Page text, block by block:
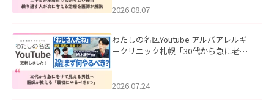
ました。
2026.08.07
わたしの名医Youtube アルバアレルギ
ークリニック札幌「30代から急に老け
た。
2026.07.24